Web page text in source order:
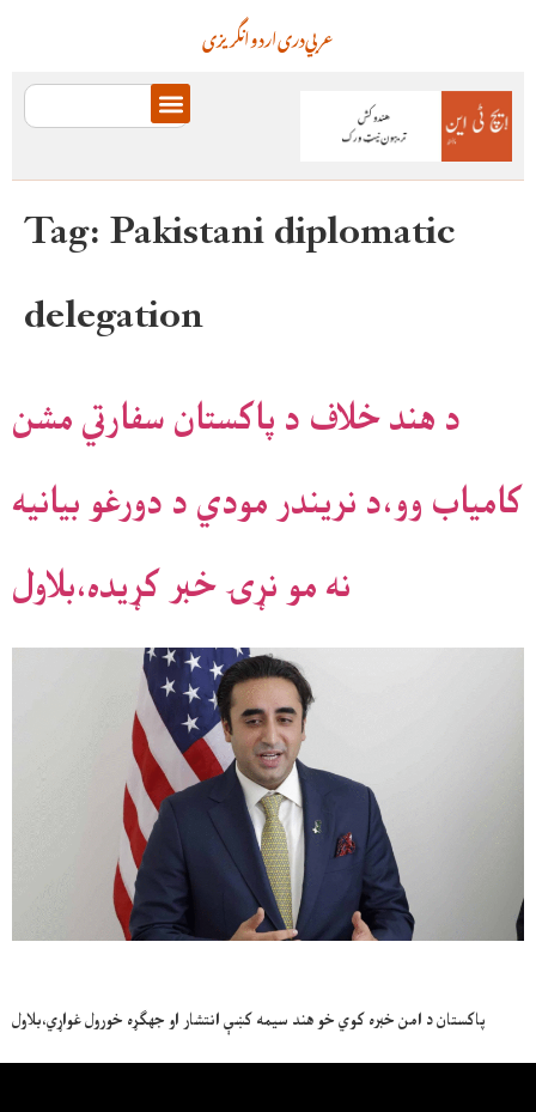
انگریزیاردودریعربي
Tag:Pakistani diplomatic
delegation
د هند خلاف د پاکستان سفارتي مشن
کامياب وو،د نريندر مودي د دورغو بيانيه
نه مو نړۍ خبر کړيده،بلاول
پاکستان د امن خبره کوي خو هند سيمه کښې انتشار او جهګړه خورول غواړي،بلاول